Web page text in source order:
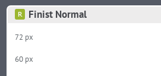
Finist Normal
72 px
60 px